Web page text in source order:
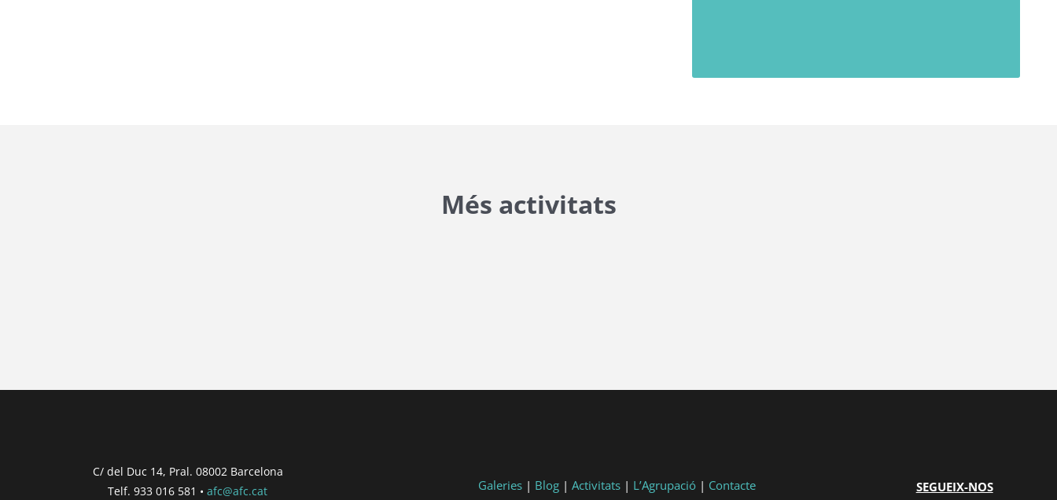
Més activitats
C/ del Duc 14, Pral. 08002 Barcelona
Telf. 933 016 581 •afc@afc.cat Galeries| Blog| Activitats| L’Agrupació| Contacte SEGUEIX-NOS